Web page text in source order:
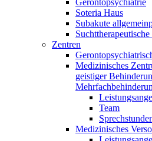
Gerontopsychiatrie
Soteria Haus
Subakute
Suchttherapeutische
Zentren
Medizinisches
geistiger
Team
Medizinisches